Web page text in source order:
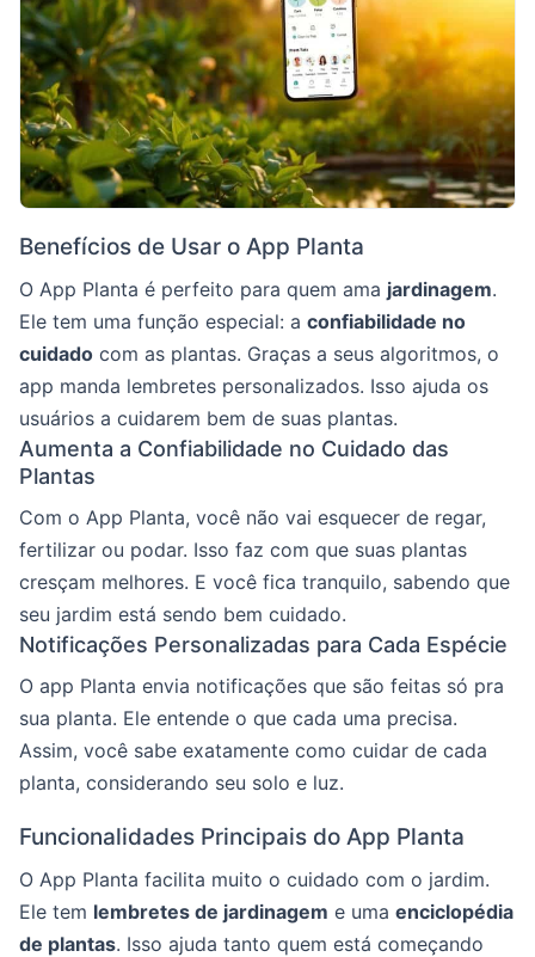
Benefícios de Usar o App Planta
O App Planta é perfeito para quem ama jardinagem.
Ele tem uma função especial: a confiabilidade no
cuidado com as plantas. Graças a seus algoritmos, o
app manda lembretes personalizados. Isso ajuda os
usuários a cuidarem bem de suas plantas.
Aumenta a Confiabilidade no Cuidado das
Plantas
Com o App Planta, você não vai esquecer de regar,
fertilizar ou podar. Isso faz com que suas plantas
cresçam melhores. E você fica tranquilo, sabendo que
seu jardim está sendo bem cuidado.
Notificações Personalizadas para Cada Espécie
O app Planta envia notificações que são feitas só pra
sua planta. Ele entende o que cada uma precisa.
Assim, você sabe exatamente como cuidar de cada
planta, considerando seu solo e luz.
Funcionalidades Principais do App Planta
O App Planta facilita muito o cuidado com o jardim.
Ele tem lembretes de jardinagem e uma enciclopédia
de plantas. Isso ajuda tanto quem está começando